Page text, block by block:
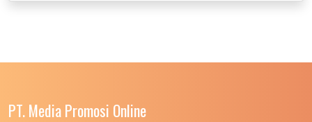
PT. Media Promosi Online